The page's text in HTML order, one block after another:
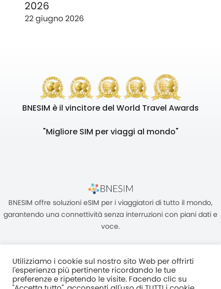
2026
22 giugno 2026
BNESIM è il vincitore del World Travel Awards
"Migliore SIM per viaggi al mondo"
BNESIM offre soluzioni eSIM per i viaggiatori di tutto il mondo,
garantendo una connettività senza interruzioni con piani dati e
voce.
Utilizziamo i cookie sul nostro sito Web per offrirti
l'esperienza più pertinente ricordando le tue
preferenze e ripetendo le visite. Facendo clic su